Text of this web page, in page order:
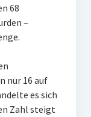
68
–
nur 16 auf
es sich
Zahl steigt